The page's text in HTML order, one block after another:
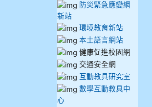
防災緊急應變網
新站
環境教育新站
本土語言網站
健康促進校園網
交通安全網
互動教具研究室
數學互動教具中
心